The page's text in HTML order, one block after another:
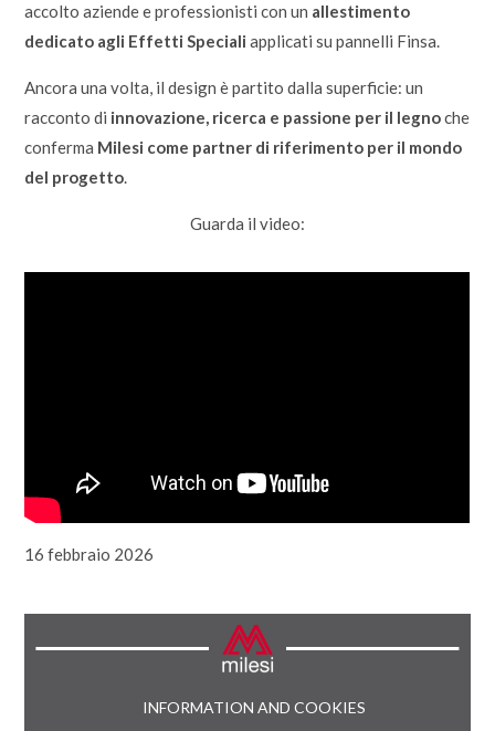
accolto aziende e professionisti con un allestimento
dedicato agli Effetti Speciali applicati su pannelli Finsa.
Ancora una volta, il design è partito dalla superficie: un
racconto di innovazione, ricerca e passione per il legnoche
conferma Milesi come partner di riferimento per il mondo
del progetto.
Guarda il video:
16 febbraio 2026
INFORMATION AND COOKIES